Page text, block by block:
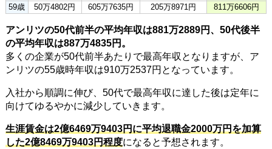
59歳
50万4802円 605万7635円 205万8971円 811万6606円
アンリツの50代前半の平均年収は881万2889円、50代後半
の平均年収は887万4835円。
多くの企業が50代前半あたりで最高年収となりますが、ア
ンリツの55歳時年収は910万2537円となっています。
入社から順調に伸び、50代で最高年収に達した後は定年に
向けてゆるやかに減少していきます。
生涯賃金は2億6469万9403円に平均退職金2000万円を加算
した2億8469万9403円程度になると予想されます。